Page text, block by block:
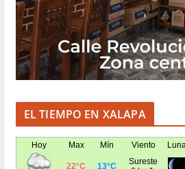
EL TIEMPO EN XALAPA